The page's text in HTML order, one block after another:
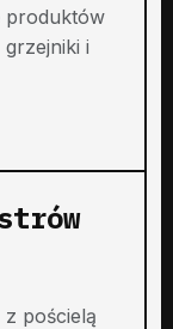
produktów
i
pościelą